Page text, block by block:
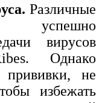
Различные
успешно
вирусов
Однако
прививки, не
избежать